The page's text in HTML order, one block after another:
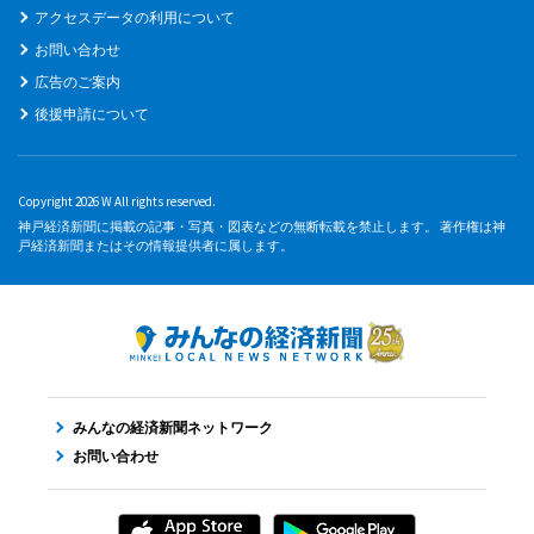
アクセスデータの利用について
お問い合わせ
広告のご案内
後援申請について
Copyright 2026 W All rights reserved.
神戸経済新聞に掲載の記事・写真・図表などの無断転載を禁止します。 著作権は神
戸経済新聞またはその情報提供者に属します。
みんなの経済新聞ネットワーク
お問い合わせ